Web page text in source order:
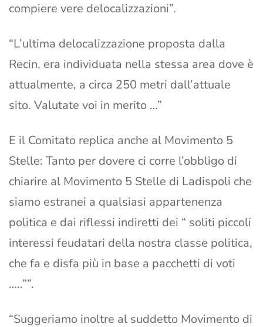
compiere vere delocalizzazioni”.
“L’ultima delocalizzazione proposta dalla
Recin, era individuata nella stessa area dove è
attualmente, a circa 250 metri dall’attuale
sito. Valutate voi in merito …”
E il Comitato replica anche al Movimento 5
Stelle: Tanto per dovere ci corre l’obbligo di
chiarire al Movimento 5 Stelle di Ladispoli che
siamo estranei a qualsiasi appartenenza
politica e dai riflessi indiretti dei “ soliti piccoli
interessi feudatari della nostra classe politica,
che fa e disfa più in base a pacchetti di voti
…..””.
“Suggeriamo inoltre al suddetto Movimento di